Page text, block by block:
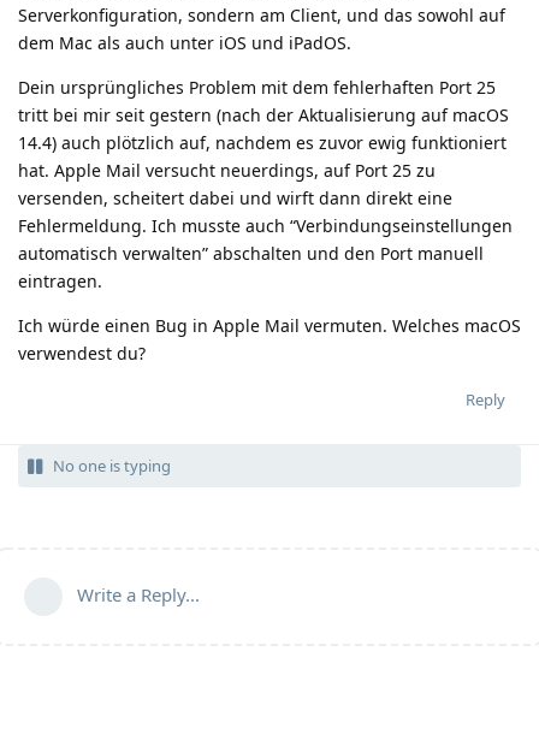
Serverkonfiguration, sondern am Client, und das sowohl auf
dem Mac als auch unter iOS und iPadOS.
Dein ursprüngliches Problem mit dem fehlerhaften Port 25
tritt bei mir seit gestern (nach der Aktualisierung auf macOS
14.4) auch plötzlich auf, nachdem es zuvor ewig funktioniert
hat. Apple Mail versucht neuerdings, auf Port 25 zu
versenden, scheitert dabei und wirft dann direkt eine
Fehlermeldung. Ich musste auch “Verbindungseinstellungen
automatisch verwalten” abschalten und den Port manuell
eintragen.
Ich würde einen Bug in Apple Mail vermuten. Welches macOS
verwendest du?
Reply
No one is typing
Write a Reply...